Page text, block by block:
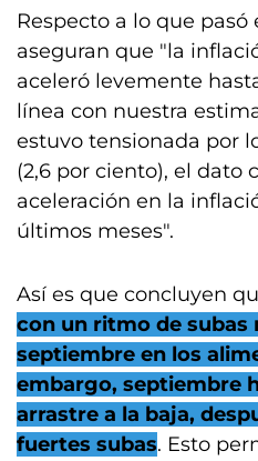
Respecto a lo que
aseguran que "la
aceleró levemente
línea con nuestra
estuvo tensionada por
(2,6 por ciento), el dato
aceleración en la
últimos meses".
Así es que concluyen
con un ritmo de subas
septiembre en los
embargo, septiembre
arrastre a la baja,
fuertes subas. Esto